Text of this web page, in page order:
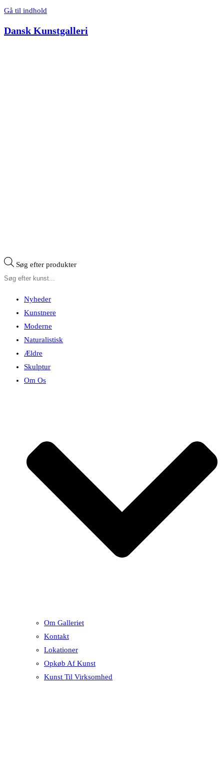
Gå til indhold
Dansk Kunstgalleri
Søg efter produkter
Nyheder
Kunstnere
Moderne
Naturalistisk
Ældre
Skulptur
Om Os
Om Galleriet
Kontakt
Lokationer
Opkøb Af Kunst
Kunst Til Virksomhed